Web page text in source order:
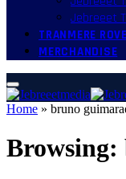
Jebreeet
TRANMERE
MERCHANDISE
Home » bruno
Browsing: